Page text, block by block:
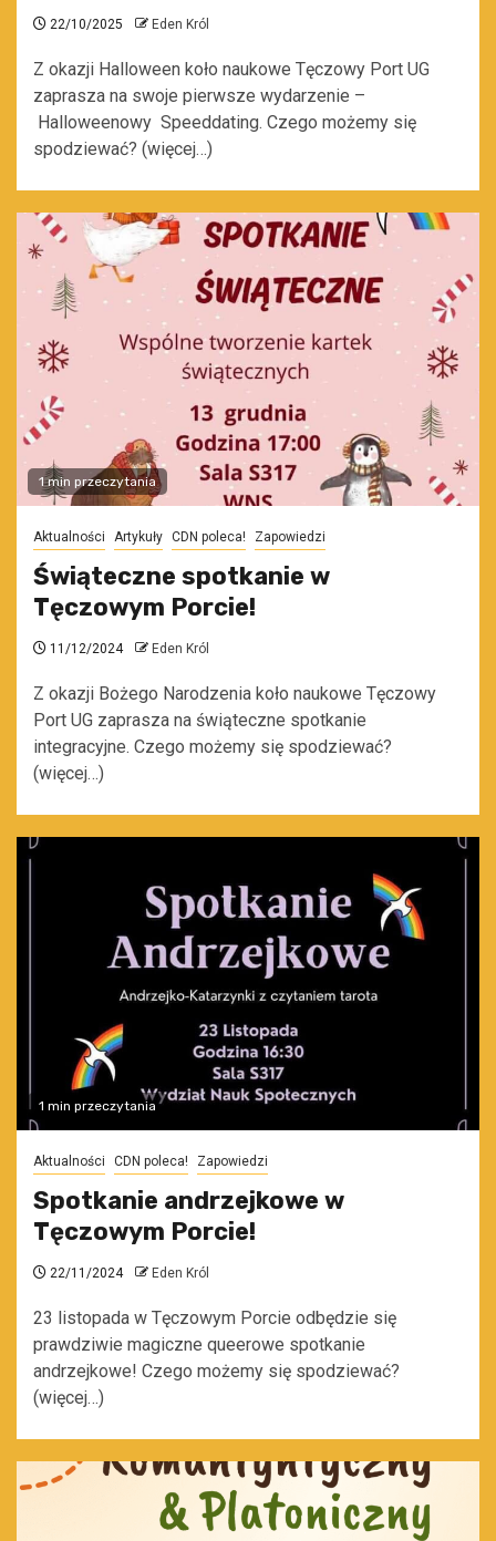
22/10/2025 Eden Król
Z okazji Halloween koło naukowe Tęczowy Port UG
zaprasza na swoje pierwsze wydarzenie –
Halloweenowy Speeddating. Czego możemy się
spodziewać? (więcej…)
1 min przeczytania
Aktualności Artykuły CDN poleca! Zapowiedzi
Świąteczne spotkanie w
Tęczowym Porcie!
11/12/2024 Eden Król
Z okazji Bożego Narodzenia koło naukowe Tęczowy
Port UG zaprasza na świąteczne spotkanie
integracyjne. Czego możemy się spodziewać?
(więcej…)
1 min przeczytania
Aktualności CDN poleca! Zapowiedzi
Spotkanie andrzejkowe w
Tęczowym Porcie!
22/11/2024 Eden Król
23 listopada w Tęczowym Porcie odbędzie się
prawdziwie magiczne queerowe spotkanie
andrzejkowe! Czego możemy się spodziewać?
(więcej…)